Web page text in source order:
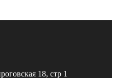
18, стр 1